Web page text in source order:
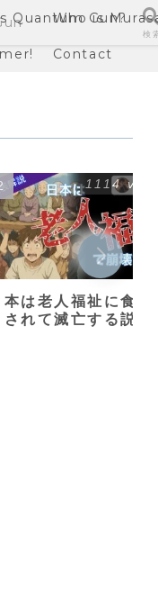
Quantum Gun?
Who is
Contact
本は老人福祉に食い
されて滅亡する説
1114
検